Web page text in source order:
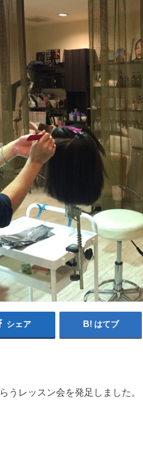
シェア はてブ
うレッスン会を発足しました。